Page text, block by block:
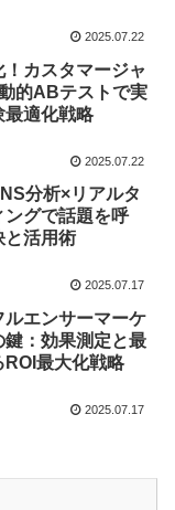
2025.07.22
カスタマージャ
的ABテストで実
最適化戦略
2025.07.22
分析×リアルタ
ングで話題を呼
と活用術
2025.07.17
ルエンサーマーケ
鍵：効果測定と最
最大化戦略
2025.07.17